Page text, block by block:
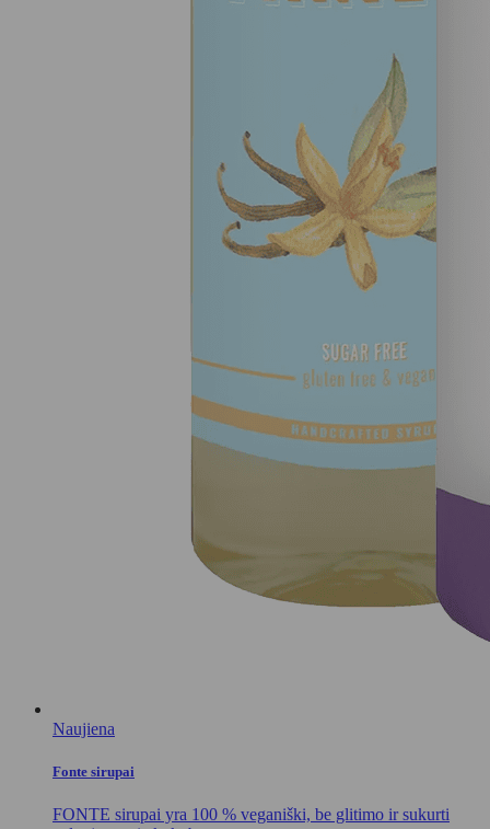
Naujiena
Fonte sirupai
FONTE sirupai yra 100 % veganiški, be glitimo ir sukurti